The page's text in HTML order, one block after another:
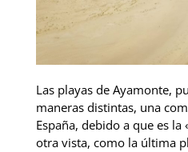
Las playas de Ayamonte,
maneras distintas, una
España, debido a que es la
otra vista, como la última